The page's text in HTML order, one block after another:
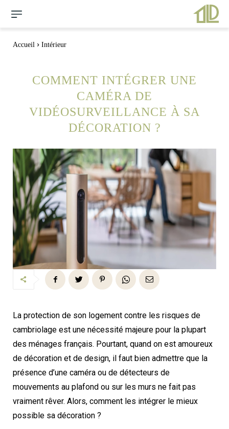
Accueil Intérieur
COMMENT INTÉGRER UNE
CAMÉRA DE
VIDÉOSURVEILLANCE À SA
DÉCORATION ?
La protection de son logement contre les risques de
cambriolage est une nécessité majeure pour la plupart
des ménages français. Pourtant, quand on est amoureux
de décoration et de design, il faut bien admettre que la
présence d’une caméra ou de détecteurs de
mouvements au plafond ou sur les murs ne fait pas
vraiment rêver. Alors, comment les intégrer le mieux
possible sa décoration ?